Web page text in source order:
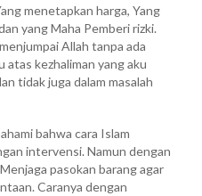
menetapkan harga, Yang
yang Maha Pemberi rizki.
Allah tanpa ada
kezhaliman yang aku
tidak juga dalam masalah
bahwa cara Islam
intervensi. Namun dengan
pasokan barang agar
Caranya dengan